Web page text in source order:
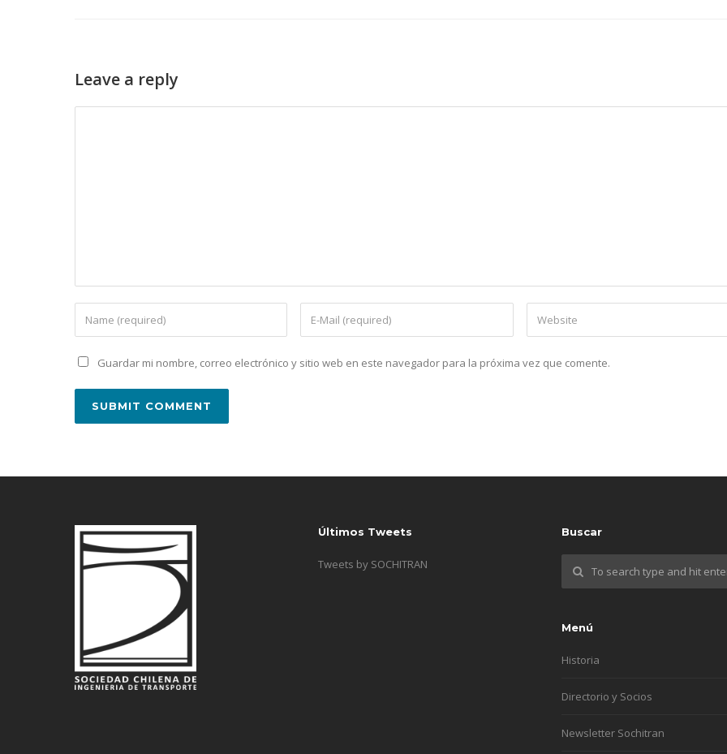
Leave a reply
Guardar mi nombre, correo electrónico y sitio web en este navegador para la próxima vez que comente.
Últimos Tweets
Tweets by SOCHITRAN
Buscar
Menú
Historia
Directorio y Socios
Newsletter Sochitran